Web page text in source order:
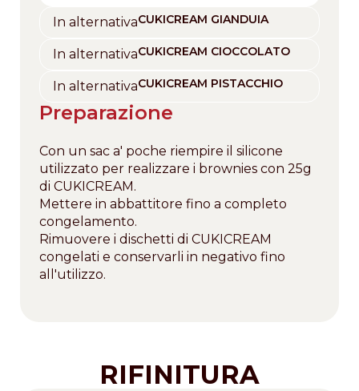
In alternativaCUKICREAM GIANDUIA
In alternativaCUKICREAM CIOCCOLATO
In alternativaCUKICREAM PISTACCHIO
Preparazione
Con un sac a' poche riempire il silicone
utilizzato per realizzare i brownies con 25g
di CUKICREAM.
Mettere in abbattitore fino a completo
congelamento.
Rimuovere i dischetti di CUKICREAM
congelati e conservarli in negativo fino
all'utilizzo.
RIFINITURA